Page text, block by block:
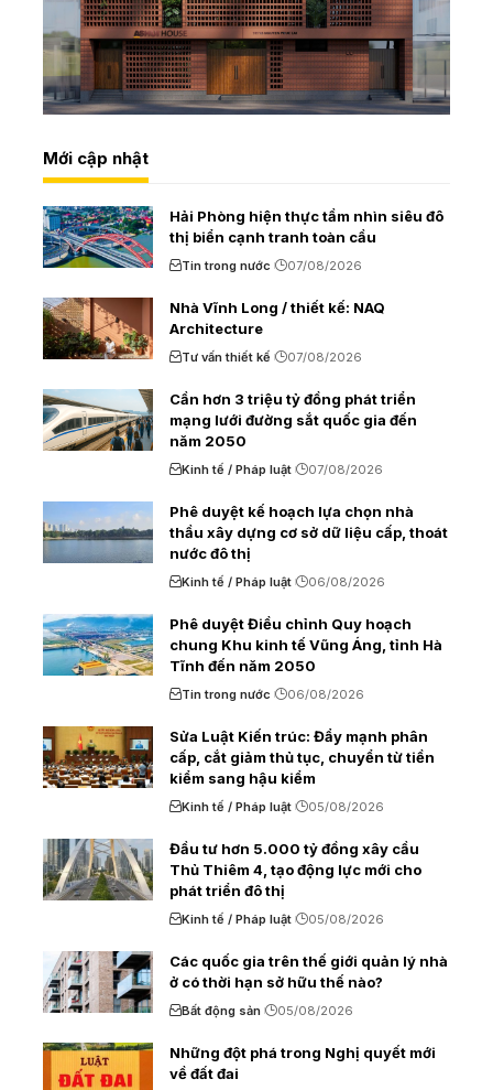
Mới cập nhật
Hải Phòng hiện thực tầm nhìn siêu đô
thị biển cạnh tranh toàn cầu
Tin trong nước 07/08/2026
Nhà Vĩnh Long / thiết kế: NAQ
Architecture
Tư vấn thiết kế 07/08/2026
Cần hơn 3 triệu tỷ đồng phát triển
mạng lưới đường sắt quốc gia đến
năm 2050
Kinh tế / Pháp luật 07/08/2026
Phê duyệt kế hoạch lựa chọn nhà
thầu xây dựng cơ sở dữ liệu cấp, thoát
nước đô thị
Kinh tế / Pháp luật 06/08/2026
Phê duyệt Điều chỉnh Quy hoạch
chung Khu kinh tế Vũng Áng, tỉnh Hà
Tĩnh đến năm 2050
Tin trong nước 06/08/2026
Sửa Luật Kiến trúc: Đẩy mạnh phân
cấp, cắt giảm thủ tục, chuyển từ tiền
kiểm sang hậu kiểm
Kinh tế / Pháp luật 05/08/2026
Đầu tư hơn 5.000 tỷ đồng xây cầu
Thủ Thiêm 4, tạo động lực mới cho
phát triển đô thị
Kinh tế / Pháp luật 05/08/2026
Các quốc gia trên thế giới quản lý nhà
ở có thời hạn sở hữu thế nào?
Bất động sản 05/08/2026
Những đột phá trong Nghị quyết mới
về đất đai